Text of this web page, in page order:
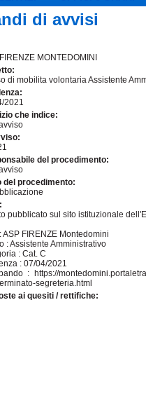
di avvisi
MONTEDOMINI
di mobilita volontaria Assistente
2021
che indice:
del procedimento:
del procedimento:
pubblicato sul sito istituzionale
ASP FIRENZE Montedomini
: Assistente Amministrativo
: Cat. C
: 07/04/2021
: https://
segreteria.html
ai quesiti / rettifiche: